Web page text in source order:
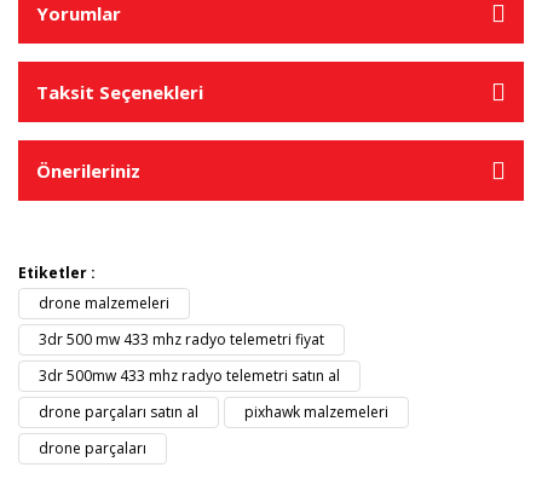
Yorumlar
Taksit Seçenekleri
Önerileriniz
Etiketler :
drone malzemeleri
3dr 500 mw 433 mhz radyo telemetri fiyat
3dr 500mw 433 mhz radyo telemetri satın al
drone parçaları satın al
pixhawk malzemeleri
drone parçaları